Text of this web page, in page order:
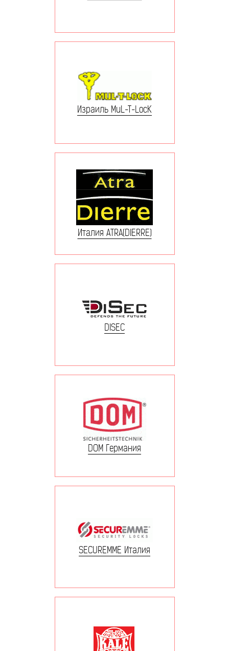
Израиль MuL-T-LocK
Италия ATRA(DIERRE)
DISEC
DOM Германия
SECUREMME Италия